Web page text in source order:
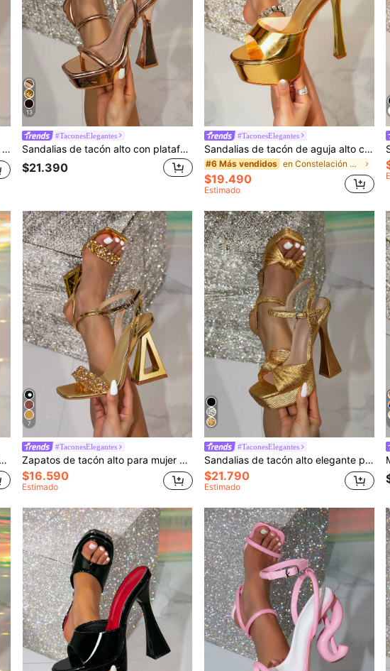
Sandalias de tacón alto con lazo y decoración de malla para mujer, tacones altos de punta piramidal, sandalias de tacón alto glamorosas de slip-on
13
#TaconesElegantes
Sandalias de tacón alto con plataforma gruesa y punta cuadrada de color champán transparente, glamurosas para fiestas, adecuadas para salir
$21.390
#TaconesElegantes
Sandalias de tacón de aguja alto con plataforma gruesa, punta redonda y decoración dorada para mujer, adecuadas para salir
#6 Más vendidos en Constelación Sandalias De Mujer
$19.490
Estimado
7
#TaconesElegantes
Zapatos de tacón alto para mujer con decoración de pirámides de cristal doradas, elegantes sandalias de fiesta
$16.590
Estimado
#TaconesElegantes
Sandalias de tacón alto elegante para mujer con plataforma gruesa, tacón ancho, punta cuadrada y decoración dorada, adecuadas para salir
$21.790
Estimado